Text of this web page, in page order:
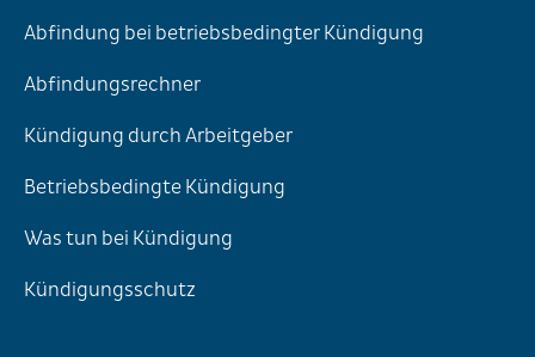
Abfindung bei betriebsbedingter Kündigung
Abfindungsrechner
Kündigung durch Arbeitgeber
Betriebsbedingte Kündigung
Was tun bei Kündigung
Kündigungsschutz